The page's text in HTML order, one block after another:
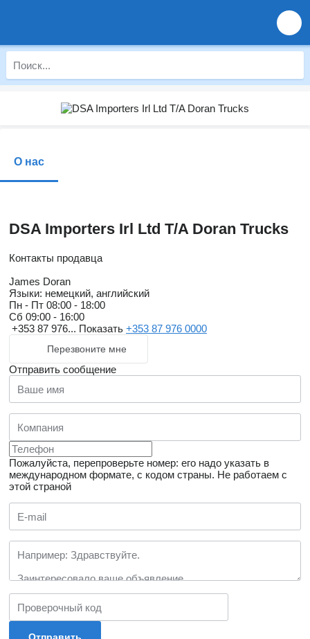
О нас
DSA Importers Irl Ltd T/A Doran Trucks
Контакты продавца
James Doran
Языки: немецкий, английский
Пн - Пт 08:00 - 18:00
Сб 09:00 - 16:00
+353 87 976... Показать +353 87 976 0000
Перезвоните мне
Отправить сообщение
Пожалуйста, перепроверьте номер: его надо указать в
международном формате, с кодом страны. Не работаем с
этой страной